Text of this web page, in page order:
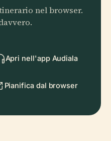
nel browser.
Apri nell'app Audiala
Pianifica dal browser